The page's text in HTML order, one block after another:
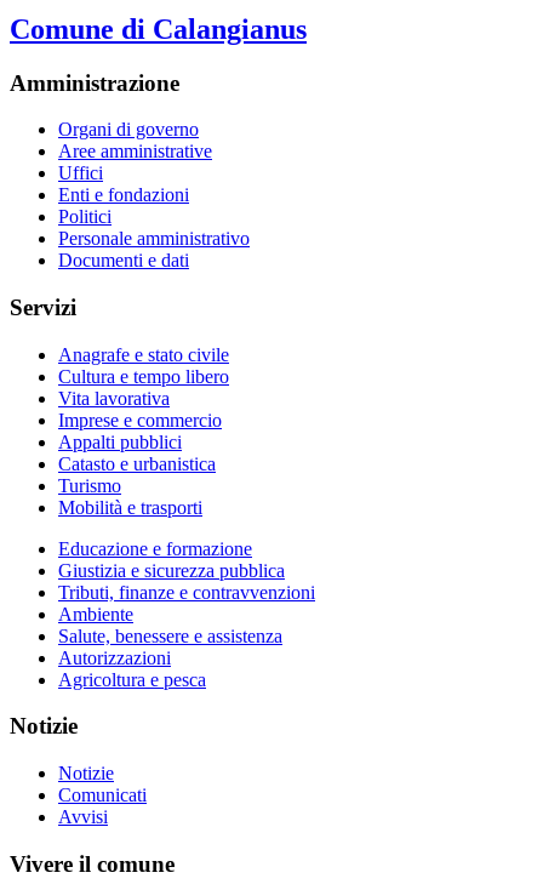
Comune di Calangianus
Amministrazione
Organi di governo
Aree amministrative
Uffici
Enti e fondazioni
Politici
Personale amministrativo
Documenti e dati
Servizi
Anagrafe e stato civile
Cultura e tempo libero
Vita lavorativa
Imprese e commercio
Appalti pubblici
Catasto e urbanistica
Turismo
Mobilità e trasporti
Educazione e formazione
Giustizia e sicurezza pubblica
Tributi, finanze e contravvenzioni
Ambiente
Salute, benessere e assistenza
Autorizzazioni
Agricoltura e pesca
Notizie
Notizie
Comunicati
Avvisi
Vivere il comune